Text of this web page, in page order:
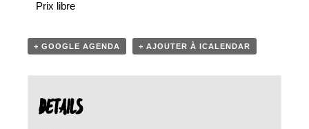
Prix libre
+ GOOGLE AGENDA + AJOUTER À ICALENDAR
DETAILS